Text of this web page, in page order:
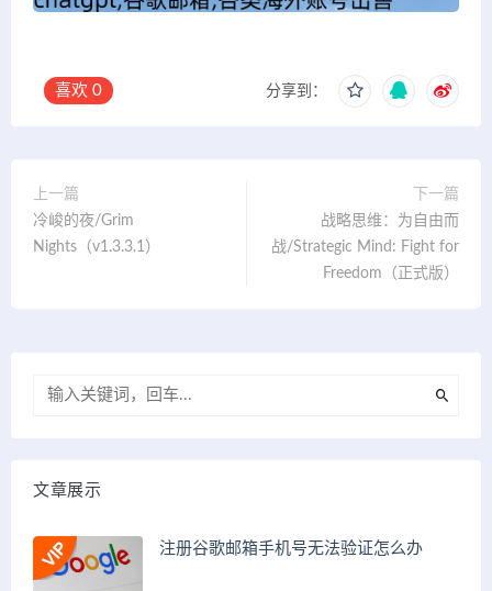
喜欢 0 分享到：
上一篇
冷峻的夜/Grim
Nights（v1.3.3.1）
下一篇
战略思维：为自由而
战/Strategic Mind: Fight for
Freedom（正式版）
文章展示
注册谷歌邮箱手机号无法验证怎么办